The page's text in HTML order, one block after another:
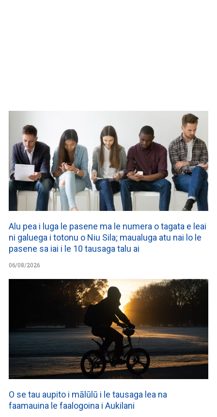
Alu pea i luga le pasene ma le numera o tagata e leai
ni galuega i totonu o Niu Sila; maualuga atu nai lo le
pasene sa iai i le 10 tausaga talu ai
06/08/2026
O se tau aupito i mālūlū i le tausaga lea na
faamauina le faalogoina i Aukilani